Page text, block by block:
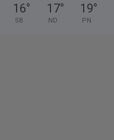
16°
SB
17°
ND
19°
PN